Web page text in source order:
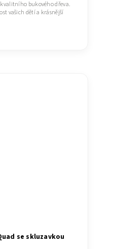
bukového dřeva.
vašich dětí a krásnější
se skluzavkou